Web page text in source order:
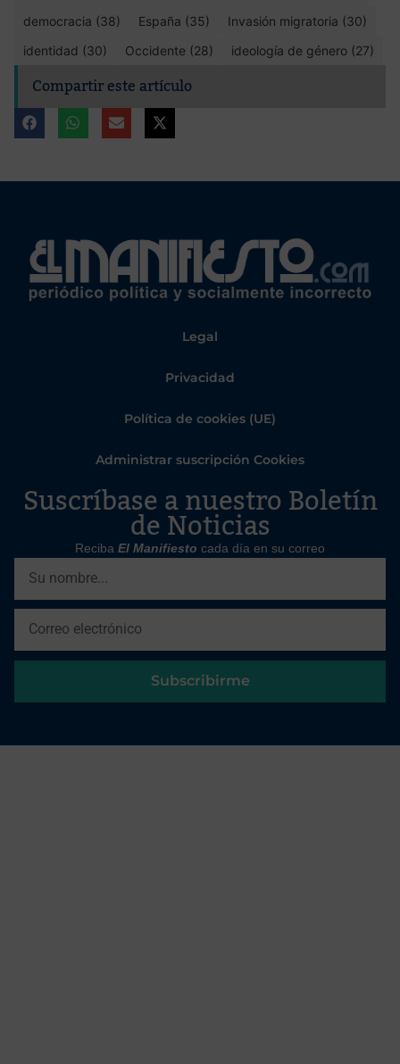
democracia (38)
España (35)
Invasión migratoria (30)
identidad (30)
Occidente (28) ideología de género (27)
Compartir este artículo
Legal
Privacidad
Política de cookies (UE)
Administrar suscripción Cookies
Suscríbase a nuestro Boletín
de Noticias
Reciba El Manifiesto cada día en su correo
Subscribirme